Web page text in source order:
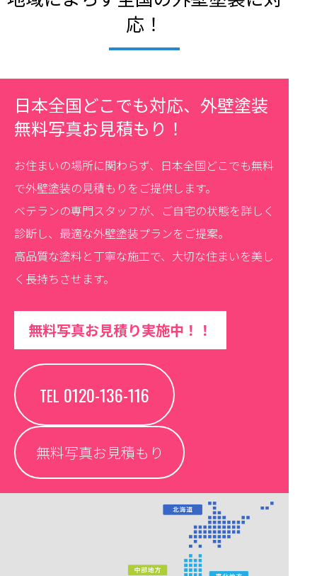
応！
日本全国どこでも対応、外壁塗装
無料写真お見積もり！
お住まいの場所に関わらず、日本全国どこでも無料
で外壁塗装の見積もりをご提供します。
ベテランの専門スタッフが、ご自宅の状態を詳しく
診断し、最適な外壁塗装プランをご提案。
高品質な塗料と丁寧な施工で、大切な住まいを美し
く長持ちさせます。
無料写真お見積り実施中！！
TEL 0120-136-116
無料写真お見積もり